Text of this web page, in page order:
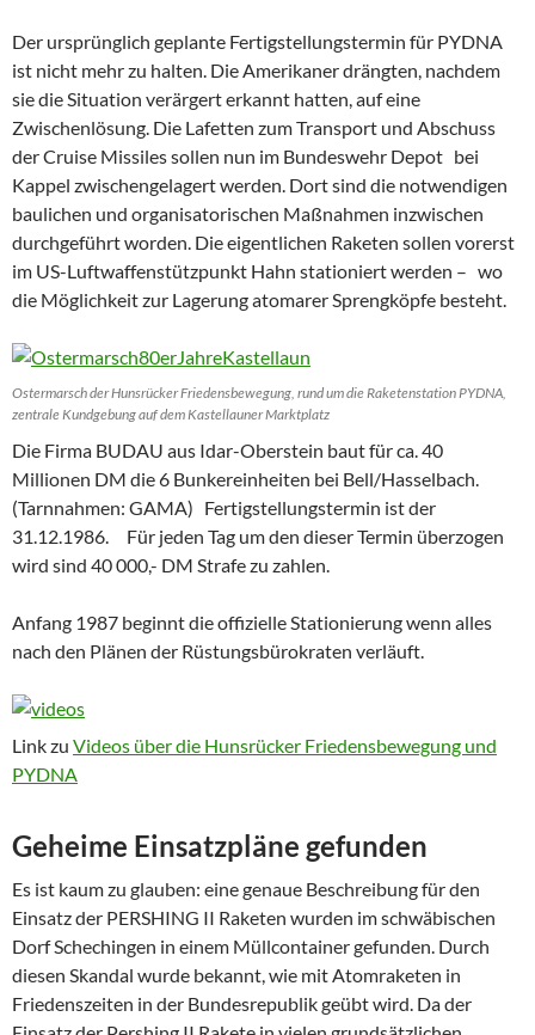
Der ursprünglich geplante Fertigstellungstermin für PYDNA
ist nicht mehr zu halten. Die Amerikaner drängten, nachdem
sie die Situation verärgert erkannt hatten, auf eine
Zwischenlösung. Die Lafetten zum Transport und Abschuss
der Cruise Missiles sollen nun im Bundeswehr Depot bei
Kappel zwischengelagert werden. Dort sind die notwendigen
baulichen und organisatorischen Maßnahmen inzwischen
durchgeführt worden. Die eigentlichen Raketen sollen vorerst
im US-Luftwaffenstützpunkt Hahn stationiert werden – wo
die Möglichkeit zur Lagerung atomarer Sprengköpfe besteht.
Ostermarsch der Hunsrücker Friedensbewegung, rund um die Raketenstation PYDNA,
zentrale Kundgebung auf dem Kastellauner Marktplatz
Die Firma BUDAU aus Idar-Oberstein baut für ca. 40
Millionen DM die 6 Bunkereinheiten bei Bell/Hasselbach.
(Tarnnahmen: GAMA) Fertigstellungstermin ist der
31.12.1986. Für jeden Tag um den dieser Termin überzogen
wird sind 40 000,- DM Strafe zu zahlen.
Anfang 1987 beginnt die offizielle Stationierung wenn alles
nach den Plänen der Rüstungsbürokraten verläuft.
Link zu Videos über die Hunsrücker Friedensbewegung und
PYDNA
Geheime Einsatzpläne gefunden
Es ist kaum zu glauben: eine genaue Beschreibung für den
Einsatz der PERSHING II Raketen wurden im schwäbischen
Dorf Schechingen in einem Müllcontainer gefunden. Durch
diesen Skandal wurde bekannt, wie mit Atomraketen in
Friedenszeiten in der Bundesrepublik geübt wird. Da der